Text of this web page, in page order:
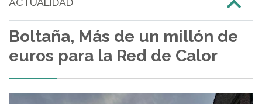
Boltaña, Más de un millón de
euros para la Red de Calor